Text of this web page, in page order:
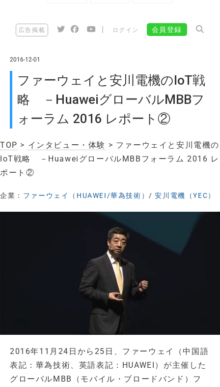
広告掲載 ログイン 会員登録
2016-12-01
ファーウェイと安川電機のIoT戦
略 －HuaweiグローバルMBBフ
ォーラム 2016 レポート②
TOP > インタビュー・体験 > ファーウェイと安川電機の
IoT戦略 －HuaweiグローバルMBBフォーラム 2016 レ
ポート②
企業： ファーウェイ（HUAWEI/華為技術）/安川電機（YEC）
2016年11月24日から25日、ファーウェイ（中国語
表記：華為技術、英語表記：HUAWEI）が主催した
グローバルMBB（モバイル・ブロードバンド）フ